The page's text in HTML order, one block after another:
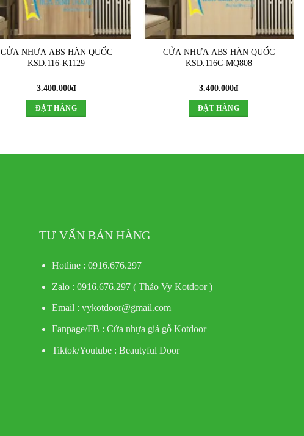
CỬA NHỰA ABS HÀN QUỐC
KSD.116-K1129
3.400.000₫
ĐẶT HÀNG
CỬA NHỰA ABS HÀN QUỐC
KSD.116C-MQ808
3.400.000₫
ĐẶT HÀNG
TƯ VẤN BÁN HÀNG
Hotline : 0916.676.297
Zalo : 0916.676.297 ( Thảo Vy Kotdoor )
Email : vykotdoor@gmail.com
Fanpage/FB :Cửa nhựa giả gỗ Kotdoor
Tiktok/Youtube :Beautyful Door